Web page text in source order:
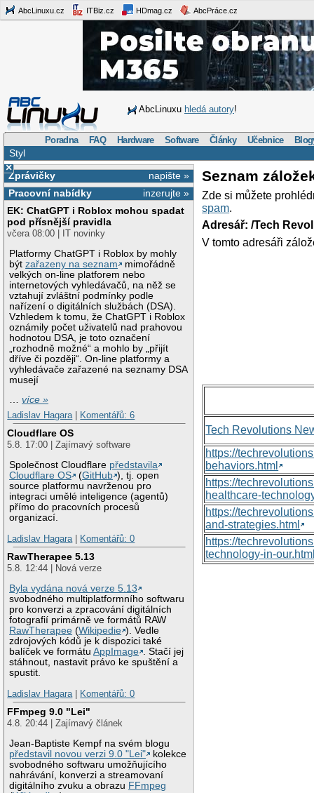
AbcLinuxu.cz ITBiz.cz HDmag.cz AbcPráce.cz
AbcLinuxu hledá autory!
Poradna FAQ Hardware Software Články Učebnice
Styl
×
napište »
Zprávičky
inzerujte »
Pracovní nabídky
EK: ChatGPT i Roblox mohou spadat
pod přísnější pravidla
včera 08:00 | IT novinky
Platformy ChatGPT i Roblox by mohly
býtzařazeny na seznam
mimořádně
velkých on-line platforem nebo
internetových vyhledávačů, na něž se
vztahují zvláštní podmínky podle
nařízení o digitálních službách (DSA).
Vzhledem k tomu, že ChatGPT i Roblox
oznámily počet uživatelů nad prahovou
hodnotou DSA, je toto označení
„rozhodně možné“ a mohlo by „přijít
dříve či později“. On-line platformy a
vyhledávače zařazené na seznamy DSA
musejí
…více »
Ladislav Hagara
Komentářů: 6
Cloudflare OS
5.8. 17:00 | Zajímavý software
Společnost Cloudflare představila
Cloudflare OS
(GitHub ), tj. open
source platformu navrženou pro
integraci umělé inteligence (agentů)
přímo do pracovních procesů
organizací.
Ladislav Hagara
Komentářů: 0
RawTherapee 5.13
5.8. 12:44 | Nová verze
Byla vydána nová verze 5.13
svobodného multiplatformního softwaru
pro konverzi a zpracování digitálních
fotografií primárně ve formátů RAW
RawTherapee (Wikipedie ). Vedle
zdrojových kódů je k dispozici také
balíček ve formátuAppImage . Stačí jej
stáhnout, nastavit právo ke spuštění a
spustit.
Ladislav Hagara
Komentářů: 0
FFmpeg 9.0 "Lei"
4.8. 20:44 | Zajímavý článek
Jean-Baptiste Kempf na svém blogu
představil novou verzi 9.0 "Lei"
kolekce
svobodného softwaru umožňujícího
nahrávání, konverzi a streamovaní
digitálního zvuku a obrazu FFmpeg
Seznam
Zde si můžete
spam.
Adresář: /Tech
V tomto adresáři
Tech Revolutions
https://
behaviors.html
https://
healthcare-
https://
and-strategies.html
https://
technology-in-